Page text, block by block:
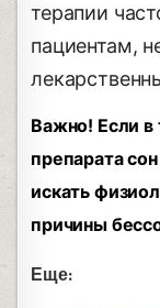
терапии
пациентам,
Важно! Если в
препарата
искать
причины
Еще: